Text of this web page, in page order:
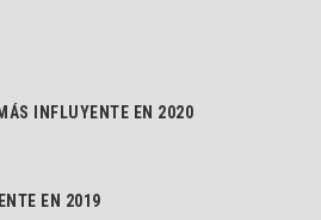
INFLUYENTE EN 2020
EN 2019